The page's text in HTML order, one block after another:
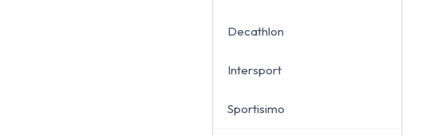
Decathlon
Intersport
Sportisimo